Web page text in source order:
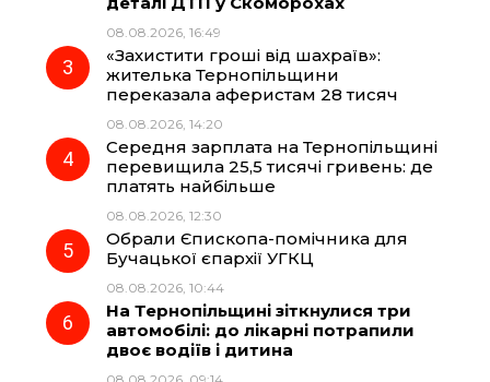
k
a
m p
08.08.2026, 16:49
«Захистити гроші від шахраїв»:
жителька Тернопільщини
переказала аферистам 28 тисяч
08.08.2026, 14:20
Середня зарплата на Тернопільщині
перевищила 25,5 тисячі гривень: де
платять найбільше
08.08.2026, 12:30
Обрали Єпископа-помічника для
Бучацької єпархії УГКЦ
08.08.2026, 10:44
На Тернопільщині зіткнулися три
автомобілі: до лікарні потрапили
двоє водіїв і дитина